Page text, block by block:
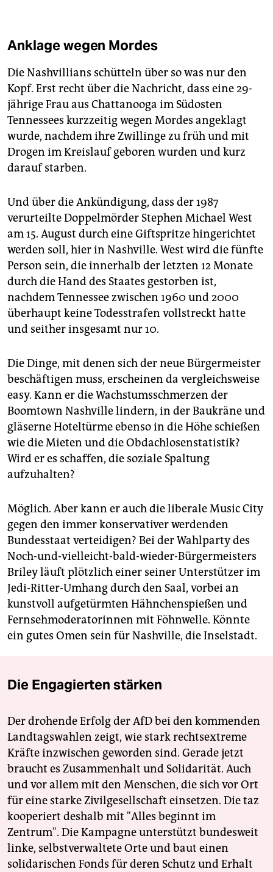
Anklage wegen Mordes
Die Nashvillians schütteln über so was nur den
Kopf. Erst recht über die Nachricht, dass eine 29-
jährige Frau aus Chattanooga im Südosten
Tennessees kurzzeitig wegen Mordes angeklagt
wurde, nachdem ihre Zwillinge zu früh und mit
Drogen im Kreislauf geboren wurden und kurz
darauf starben.
Und über die Ankündigung, dass der 1987
verurteilte Doppelmörder Stephen Michael West
am 15. August durch eine Giftspritze hingerichtet
werden soll, hier in Nashville. West wird die fünfte
Person sein, die innerhalb der letzten 12 Monate
durch die Hand des Staates gestorben ist,
nachdem Tennessee zwischen 1960 und 2000
überhaupt keine Todesstrafen vollstreckt hatte
und seither insgesamt nur 10.
Die Dinge, mit denen sich der neue Bürgermeister
beschäftigen muss, erscheinen da vergleichsweise
easy. Kann er die Wachstumsschmerzen der
Boomtown Nashville lindern, in der Baukräne und
gläserne Hoteltürme ebenso in die Höhe schießen
wie die Mieten und die Obdachlosenstatistik?
Wird er es schaffen, die soziale Spaltung
aufzuhalten?
Möglich. Aber kann er auch die liberale Music City
gegen den immer konservativer werdenden
Bundesstaat verteidigen? Bei der Wahlparty des
Noch-und-vielleicht-bald-wieder-Bürgermeisters
Briley läuft plötzlich einer seiner Unterstützer im
Jedi-Ritter-Umhang durch den Saal, vorbei an
kunstvoll aufgetürmten Hähnchenspießen und
Fernsehmoderatorinnen mit Föhnwelle. Könnte
ein gutes Omen sein für Nashville, die Inselstadt.
Die Engagierten stärken
Der drohende Erfolg der AfD bei den kommenden
Landtagswahlen zeigt, wie stark rechtsextreme
Kräfte inzwischen geworden sind. Gerade jetzt
braucht es Zusammenhalt und Solidarität. Auch
und vor allem mit den Menschen, die sich vor Ort
für eine starke Zivilgesellschaft einsetzen. Die taz
kooperiert deshalb mit "Alles beginnt im
Zentrum". Die Kampagne unterstützt bundesweit
linke, selbstverwaltete Orte und baut einen
solidarischen Fonds für deren Schutz und Erhalt